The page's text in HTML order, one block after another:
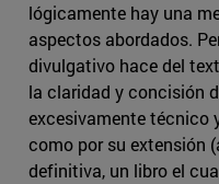
lógicamente hay una
aspectos abordados.
divulgativo hace del
la claridad y concisión
excesivamente técnico
como por su extensión
definitiva, un libro el